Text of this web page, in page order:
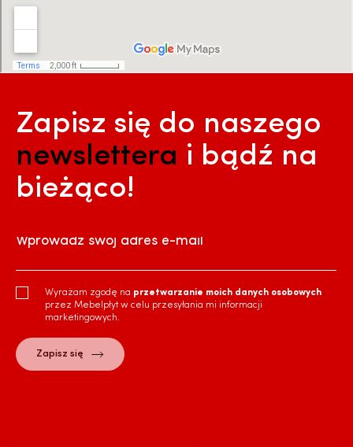
Zapisz się do naszego
newslettera i bądź na
bieżąco!
Wprowadź swój adres e-mail
Wyrażam zgodę na przetwarzanie moich danych osobowych
przez Mebelpłyt w celu przesyłania mi informacji
marketingowych.